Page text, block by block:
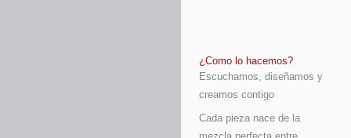
¿Como lo hacemos?
Escuchamos, diseñamos y
creamos contigo
Cada pieza nace de la